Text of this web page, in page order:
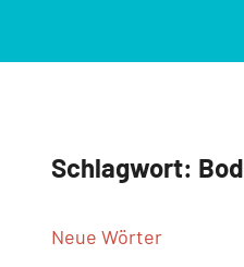
Schlagwort:
Neue Wörter